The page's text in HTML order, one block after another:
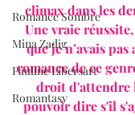
Romance Sombre
Mina Zadig
Pauline Libersart
Romantasy
climax dans les
Une vraie
que je n’avais
romance de ce
droit d'attendre
pouvoir dire s'il